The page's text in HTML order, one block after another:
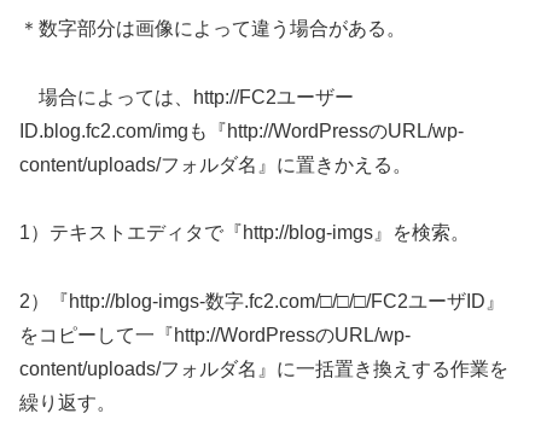
＊数字部分は画像によって違う場合がある。
場合によっては、http://FC2ユーザー
ID.blog.fc2.com/imgも『http://WordPressのURL/wp-
content/uploads/フォルダ名』に置きかえる。
1）テキストエディタで『http://blog-imgs』を検索。
2）『http://blog-imgs-数字.fc2.com/□/□/□/FC2ユーザID』
をコピーして一『http://WordPressのURL/wp-
content/uploads/フォルダ名』に一括置き換えする作業を
繰り返す。